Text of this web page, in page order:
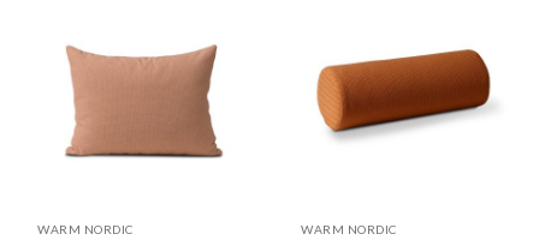
WARM NORDIC WARM NORDIC